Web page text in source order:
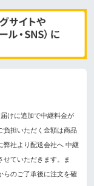
けに追加で中継料金が
負担いただく金額は商品
弊社より配送会社へ 中継
せていただきます。ま
らのご了承後に注文を確